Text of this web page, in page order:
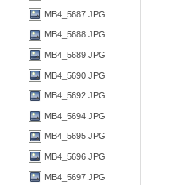
MB4_5687.JPG
MB4_5688.JPG
MB4_5689.JPG
MB4_5690.JPG
MB4_5692.JPG
MB4_5694.JPG
MB4_5695.JPG
MB4_5696.JPG
MB4_5697.JPG